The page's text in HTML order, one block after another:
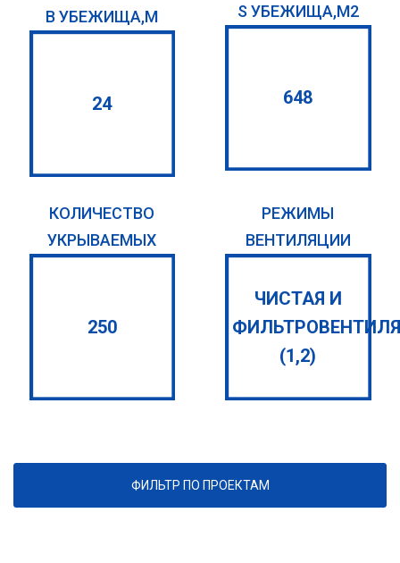
B УБЕЖИЩА,М
24
S УБЕЖИЩА,М2
648
КОЛИЧЕСТВО
УКРЫВАЕМЫХ
250
РЕЖИМЫ
ВЕНТИЛЯЦИИ
ЧИСТАЯ И
(1,2)
ФИЛЬТР ПО ПРОЕКТАМ